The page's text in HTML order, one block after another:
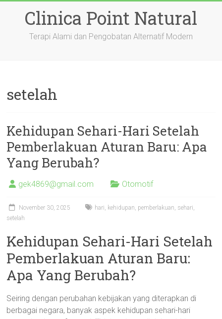
contentClinica Point Natural
Terapi Alami dan Pengobatan Alternatif Modern
setelah
Kehidupan Sehari-Hari Setelah
Pemberlakuan Aturan Baru: Apa
Yang Berubah?
gek4869@gmail.com Otomotif
November 30, 2025 hari, kehidupan, pemberlakuan, sehari,
setelah
Kehidupan Sehari-Hari Setelah
Pemberlakuan Aturan Baru:
Apa Yang Berubah?
Seiring dengan perubahan kebijakan yang diterapkan di
berbagai negara, banyak aspek kehidupan sehari-hari